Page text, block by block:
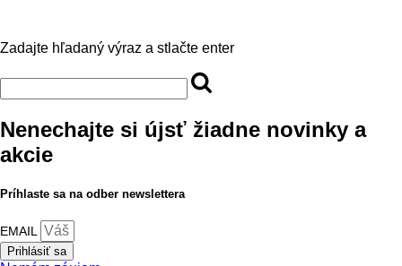
Zadajte hľadaný výraz a stlačte enter
Nenechajte si újsť žiadne novinky a
akcie
Príhlaste sa na odber newslettera
EMAIL
Prihlásiť sa